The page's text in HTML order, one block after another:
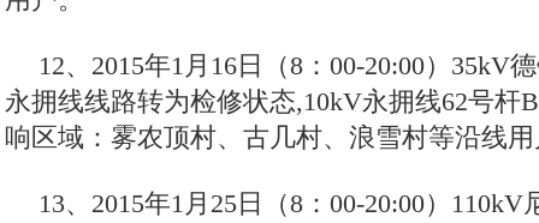
12、2015年1月16日（8：00-20:00）35kV
永拥线线路转为检修状态,10kV永拥线62号杆
响区域：雾农顶村、古几村、浪雪村等沿线
13、2015年1月25日（8：00-20:00）